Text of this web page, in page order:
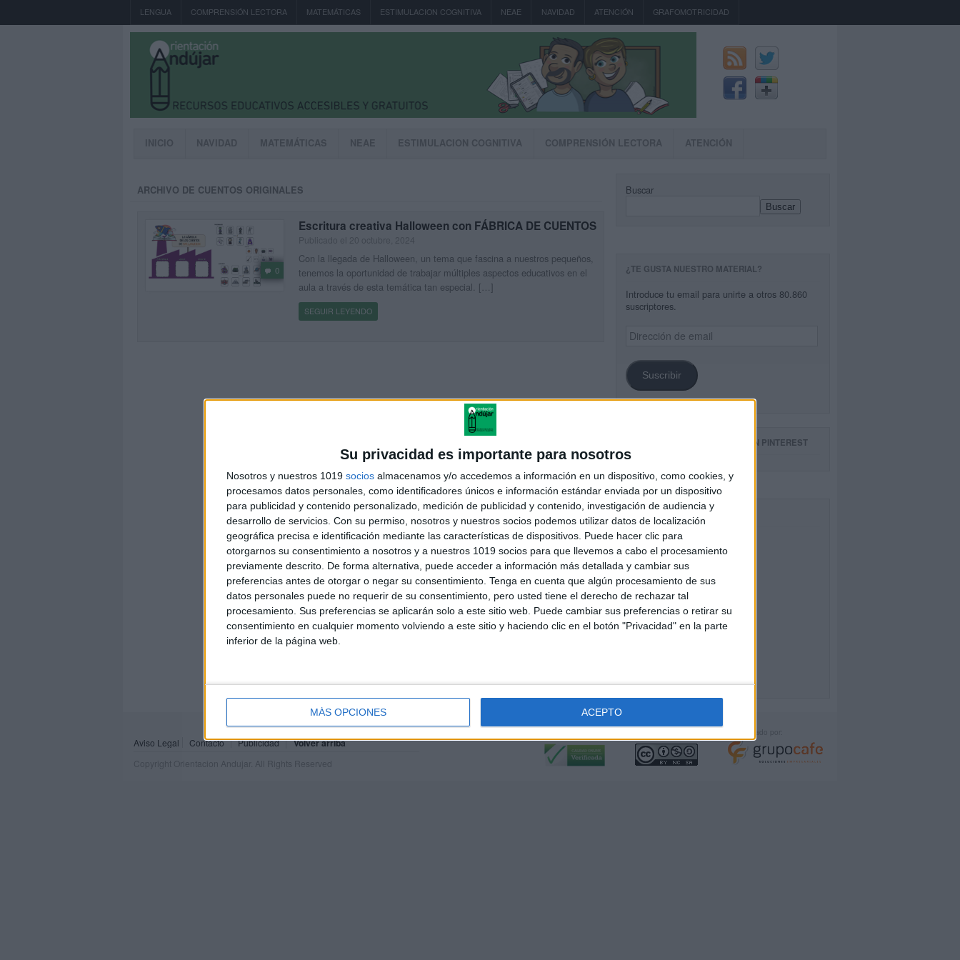
Su privacidad es importante para nosotros
Nosotros y nuestros 1019 socios almacenamos y/o accedemos a información en un dispositivo, como cookies, y
procesamos datos personales, como identificadores únicos e información estándar enviada por un dispositivo
para publicidad y contenido personalizado, medición de publicidad y contenido, investigación de audiencia y
desarrollo de servicios. Con su permiso, nosotros y nuestros socios podemos utilizar datos de localización
geográfica precisa e identificación mediante las características de dispositivos. Puede hacer clic para
otorgarnos su consentimiento a nosotros y a nuestros 1019 socios para que llevemos a cabo el procesamiento
previamente descrito. De forma alternativa, puede acceder a información más detallada y cambiar sus
preferencias antes de otorgar o negar su consentimiento. Tenga en cuenta que algún procesamiento de sus
datos personales puede no requerir de su consentimiento, pero usted tiene el derecho de rechazar tal
procesamiento. Sus preferencias se aplicarán solo a este sitio web. Puede cambiar sus preferencias o retirar su
consentimiento en cualquier momento volviendo a este sitio y haciendo clic en el botón "Privacidad" en la parte
inferior de la página web.
MÁS OPCIONES ACEPTO
LENGUA COMPRENSIÓN LECTORA MATEMÁTICAS ESTIMULACION COGNITIVA NEAE NAVIDAD ATENCIÓN GRAFOMOTRICIDAD
INICIO NAVIDAD MATEMÁTICAS NEAE ESTIMULACION COGNITIVA COMPRENSIÓN LECTORA ATENCIÓN
ARCHIVO DE CUENTOS ORIGINALES
0
Escritura creativa Halloween con FÁBRICA DE CUENTOS
Con la llegada de Halloween, un tema que fascina a nuestros pequeños,
tenemos la oportunidad de trabajar múltiples aspectos educativos en el
aula a través de esta temática tan especial. […]
SEGUIR LEYENDO
Buscar
Buscar
¿TE GUSTA NUESTRO MATERIAL?
Introduce tu email para unirte a otros 80.860
suscriptores.
Dirección
de
Suscribir
SIGUE NUESTROS TABLEROS EN PINTEREST
Aviso Legal Contacto Publicidad Volver arriba
Copyright Orientacion Andujar. All Rights Reserved